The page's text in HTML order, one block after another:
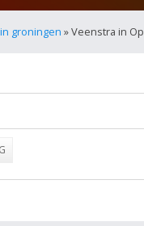
groningen » Veenstra in